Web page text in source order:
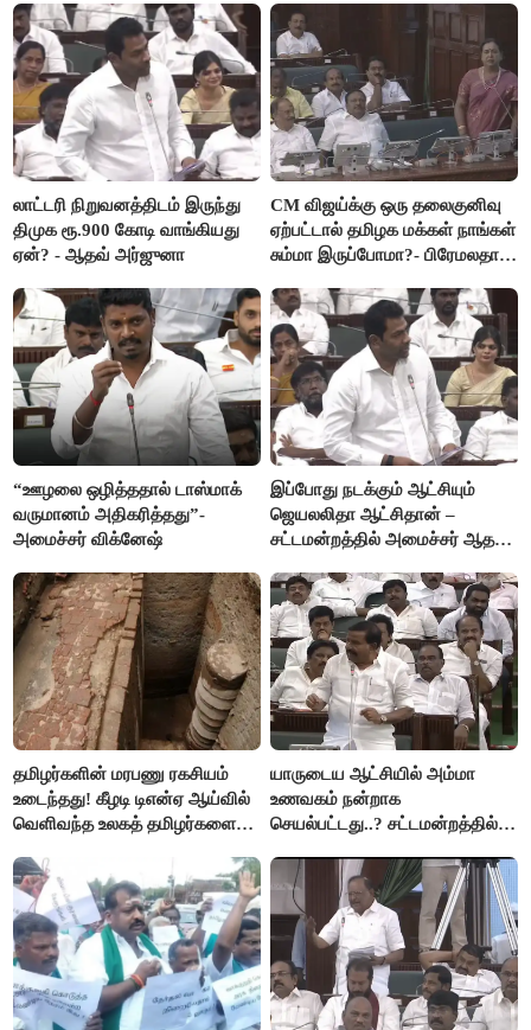
லாட்டரி நிறுவனத்திடம் இருந்து
திமுக ரூ.900 கோடி வாங்கியது
ஏன்? - ஆதவ் அர்ஜுனா
CM விஜய்க்கு ஒரு தலைகுனிவு
ஏற்பட்டால் தமிழக மக்கள் நாங்கள்
சும்மா இருப்போமா?- பிரேமலதா
“ஊழலை ஒழித்ததால் டாஸ்மாக்
வருமானம் அதிகரித்தது”-
அமைச்சர் விக்னேஷ்
இப்போது நடக்கும் ஆட்சியும்
ஜெயலலிதா ஆட்சிதான் –
சட்டமன்றத்தில் அமைச்சர் ஆதவ்
தமிழர்களின் மரபணு ரகசியம்
உடைந்தது! கீழடி டிஎன்ஏ ஆய்வில்
வெளிவந்த உலகத் தமிழர்களை
யாருடைய ஆட்சியில் அம்மா
உணவகம் நன்றாக
செயல்பட்டது..? சட்டமன்றத்தில்